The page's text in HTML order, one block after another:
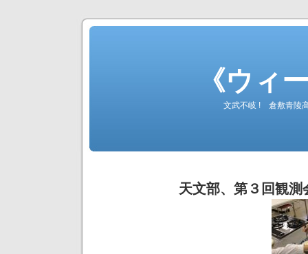
《ウィ
文武不岐 ! 倉敷青陵
天文部、第３回観測